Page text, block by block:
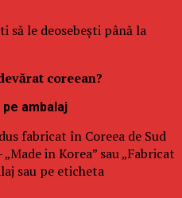
le deosebești până la
coreean?
pe ambalaj
fabricat în Coreea de Sud
in Korea” sau „Fabricat
sau pe eticheta